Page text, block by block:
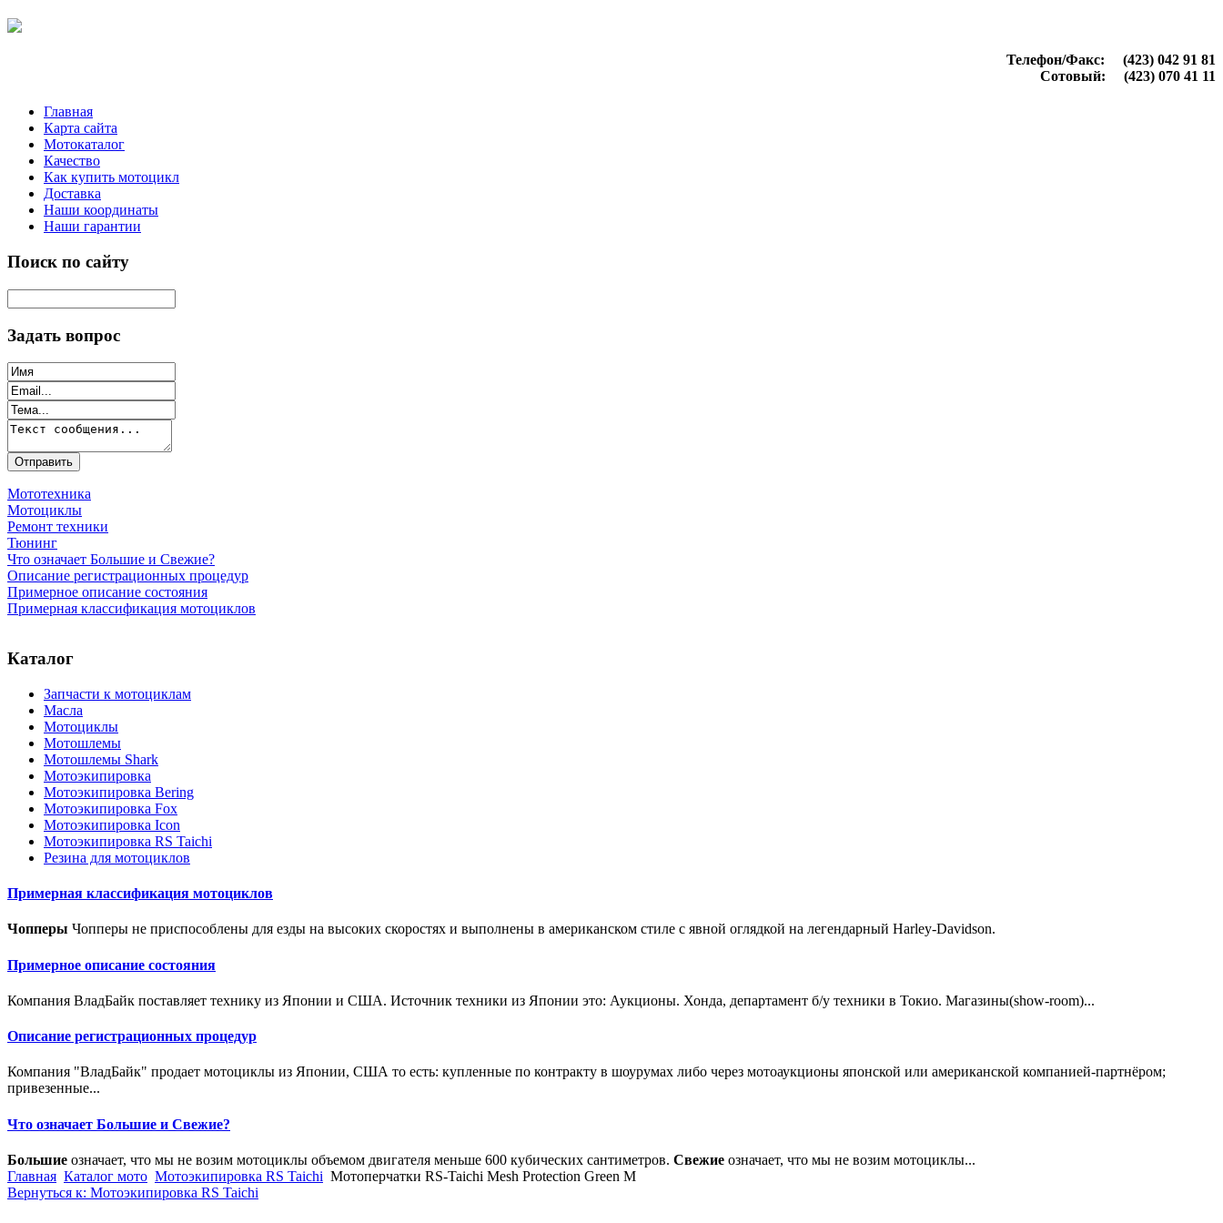
Телефон/Факс: (423) 042 91 81
Сотовый: (423) 070 41 11
Главная
Карта сайта
Мотокаталог
Качество
Как купить мотоцикл
Доставка
Наши координаты
Наши гарантии
Поиск по сайту
Задать вопрос
Мототехника
Мотоциклы
Ремонт техники
Тюнинг
Что означает Большие и Свежие?
Описание регистрационных процедур
Примерное описание состояния
Примерная классификация мотоциклов
Каталог
Запчасти к мотоциклам
Масла
Мотоциклы
Мотошлемы
Мотошлемы Shark
Мотоэкипировка
Мотоэкипировка Bering
Мотоэкипировка Fox
Мотоэкипировка Icon
Мотоэкипировка RS Taichi
Резина для мотоциклов
Примерная классификация мотоциклов
Чопперы Чопперы не приспособлены для езды на высоких скоростях и выполнены в американском стиле с явной оглядкой на легендарный Harley-Davidson.
Примерное описание состояния
Компания ВладБайк поставляет технику из Японии и США. Источник техники из Японии это: Аукционы. Хонда, департамент б/у техники в Токио. Магазины(show-room)...
Описание регистрационных процедур
Компания "ВладБайк" продает мотоциклы из Японии, США то есть: купленные по контракту в шоурумах либо через мотоаукционы японской или американской компанией-партнёром;
привезенные...
Что означает Большие и Свежие?
Большие означает, что мы не возим мотоциклы объемом двигателя меньше 600 кубических сантиметров. Свежие означает, что мы не возим мотоциклы...
Главная Каталог мото Мотоэкипировка RS Taichi Мотоперчатки RS-Taichi Mesh Protection Green M
Вернуться к: Мотоэкипировка RS Taichi